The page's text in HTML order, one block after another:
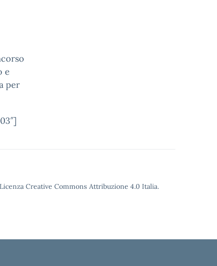
e
per
Creative Commons Attribuzione 4.0 Italia.